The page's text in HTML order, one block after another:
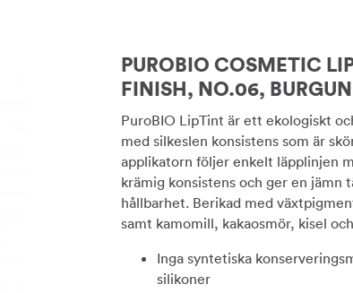
PUROBIO COSMETIC
FINISH, NO.06,
PuroBIO LipTint är ett ekologiskt
med silkeslen konsistens som är
applikatorn följer enkelt läpplinjen
krämig konsistens och ger en jämn
hållbarhet. Berikad med
samt kamomill, kakaosmör, kisel
Inga syntetiska
silikoner